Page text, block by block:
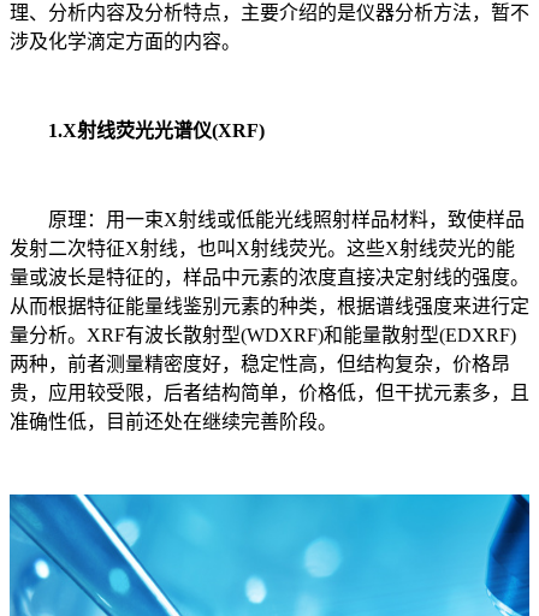
理、分析内容及分析特点，主要介绍的是仪器分析方法，暂不
涉及化学滴定方面的内容。
1.X射线荧光光谱仪(XRF)
原理：用一束X射线或低能光线照射样品材料，致使样品
发射二次特征X射线，也叫X射线荧光。这些X射线荧光的能
量或波长是特征的，样品中元素的浓度直接决定射线的强度。
从而根据特征能量线鉴别元素的种类，根据谱线强度来进行定
量分析。XRF有波长散射型(WDXRF)和能量散射型(EDXRF)
两种，前者测量精密度好，稳定性高，但结构复杂，价格昂
贵，应用较受限，后者结构简单，价格低，但干扰元素多，且
准确性低，目前还处在继续完善阶段。